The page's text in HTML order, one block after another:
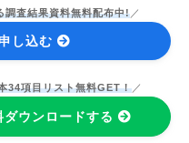
調査結果資料無料配布中!／
し込む
34項目リスト無料GET！ ／
ウンロードする